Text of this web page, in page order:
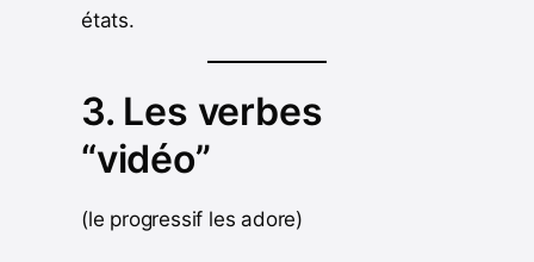
états.
3. Les verbes
“vidéo”
(le progressif les adore)